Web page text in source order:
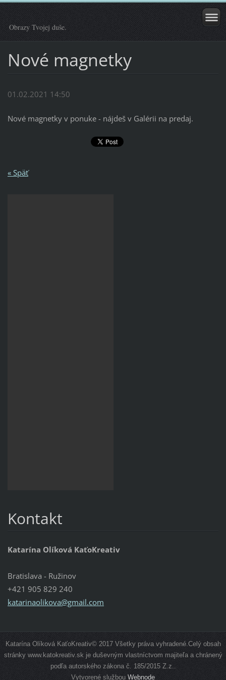
Obrazy Tvojej duše.
Nové magnetky
01.02.2021 14:50
Nové magnetky v ponuke - nájdeš v Galérii na predaj.
« Späť
Kontakt
Katarína Olíková KaťoKreativ
Bratislava - Ružinov
+421 905 829 240
katarinaolikova@gmail.com
Katarína Olíková KaťoKreativ© 2017 Všetky práva vyhradené.Celý obsah
stránky www.katokreativ.sk je duševným vlastníctvom majiteľa a chránený
podľa autorského zákona č. 185/2015 Z.z..
Vytvorené službou Webnode